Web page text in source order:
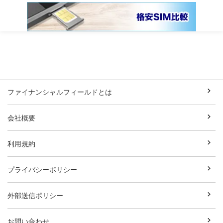
ファイナンシャルフィールドとは
会社概要
利用規約
プライバシーポリシー
外部送信ポリシー
お問い合わせ